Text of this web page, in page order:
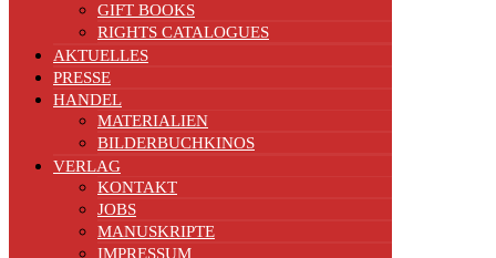
GIFT BOOKS
RIGHTS CATALOGUES
AKTUELLES
PRESSE
HANDEL
MATERIALIEN
BILDERBUCHKINOS
VERLAG
KONTAKT
JOBS
MANUSKRIPTE
IMPRESSUM